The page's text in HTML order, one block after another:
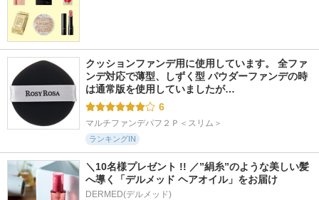
クッションファンデ用に使用しています。 全ファ
ンデ対応で薄型、しずく型 パウダーファンデの時
は通常版を使用していましたが…
6
マルチファンデパフ２Ｐ＜スリム＞
ランキングIN
＼10名様プレゼント !! ／”絹糸”のような美しい髪
へ導く「デルメッド ヘアオイル」をお届け
DERMED(デルメッド)